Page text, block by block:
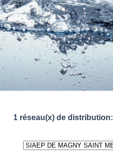
1 réseau(x) de distribution: